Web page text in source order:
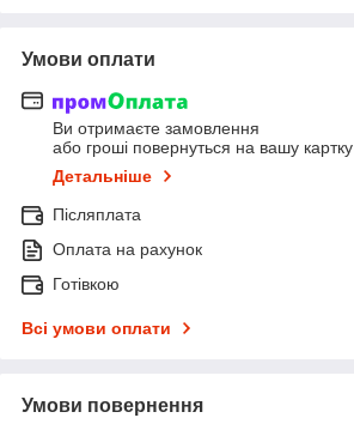
Умови оплати
Ви отримаєте замовлення
або гроші повернуться на вашу картку
Детальніше
Післяплата
Оплата на рахунок
Готівкою
Всі умови оплати
Умови повернення